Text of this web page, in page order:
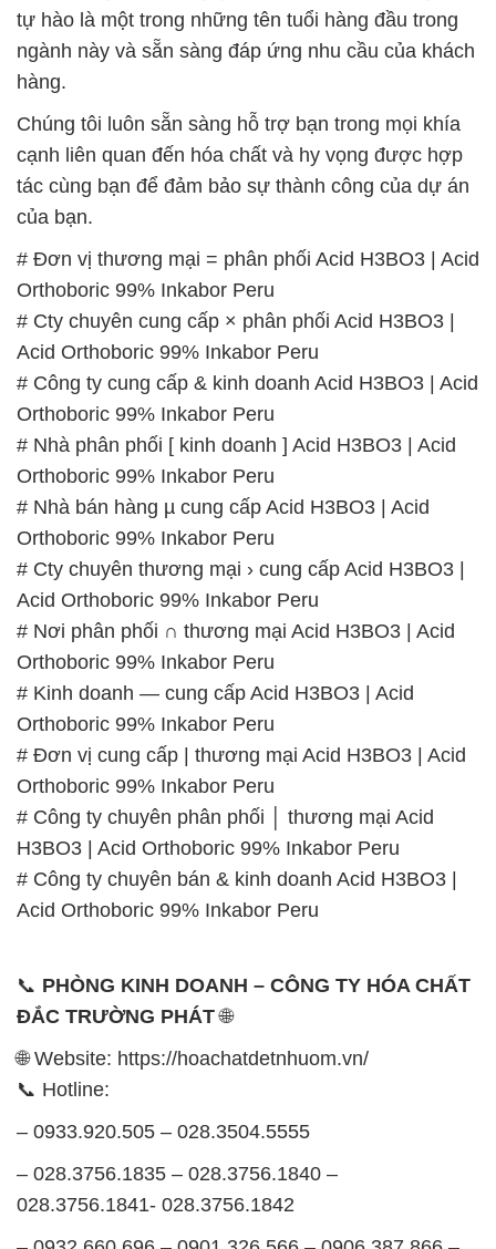
Orthoboric 99% Inkabor Peru
# Cty chuyên cung cấp × phân phối Acid H3BO3 |
Acid Orthoboric 99% Inkabor Peru
# Công ty cung cấp & kinh doanh Acid H3BO3 | Acid
Orthoboric 99% Inkabor Peru
# Nhà phân phối [ kinh doanh ] Acid H3BO3 | Acid
Orthoboric 99% Inkabor Peru
Orthoboric 99% Inkabor Peru
# Cty chuyên thương mại › cung cấp Acid H3BO3 |
Acid Orthoboric 99% Inkabor Peru
# Nơi phân phối ∩ thương mại Acid H3BO3 | Acid
Orthoboric 99% Inkabor Peru
# Kinh doanh — cung cấp Acid H3BO3 | Acid
Orthoboric 99% Inkabor Peru
# Đơn vị cung cấp | thương mại Acid H3BO3 | Acid
Orthoboric 99% Inkabor Peru
# Công ty chuyên phân phối │ thương mại Acid
H3BO3 | Acid Orthoboric 99% Inkabor Peru
# Công ty chuyên bán & kinh doanh Acid H3BO3 |
Acid Orthoboric 99% Inkabor Peru
📞PHÒNG KINH DOANH – CÔNG TY HÓA CHẤT
ĐẮC TRƯỜNG PHÁT
🌐 Website: https://hoachatdetnhuom.vn/
📞 Hotline:
– 0933.920.505 – 028.3504.5555
– 028.3756.1835 – 028.3756.1840 –
– 0932.660.696 – 0901.326.566 – 0906.387.866 –
0902.765.866
📧 Email: hoachat@dactruongphat.vn
GIỜ LÀM VIỆC TẠI CÔNG TY HÓA CHẤT ĐẮC
TRƯỜNG PHÁT
Thời gian làm việctại Hóa Chất Đắc Trường Phát
được tổ chức như sau:
Thứ 2 đến thứ 6: Buổi sáng: từ 8h đến 11h – Buổi